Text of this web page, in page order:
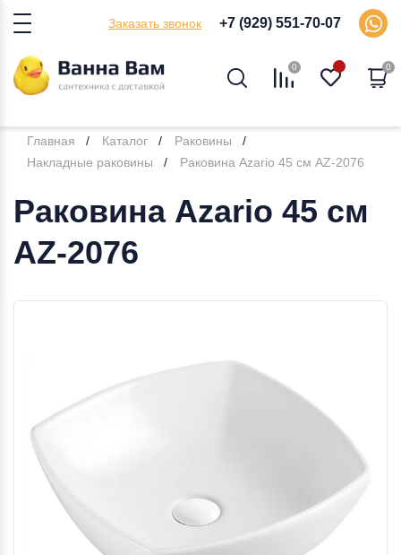
Заказать звонок +7 (929) 551-70-07
0 0
Главная Каталог
Раковины
Накладные раковины
Раковина Azario 45 см AZ-2076
Раковина Azario 45 см
AZ-2076